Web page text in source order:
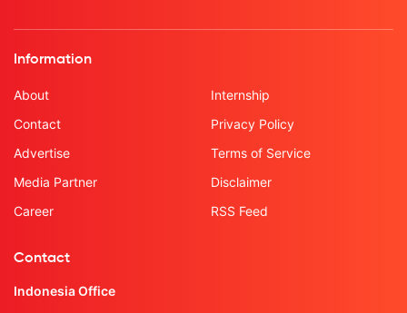
Information
About
Contact
Advertise
Media Partner
Career
Internship
Privacy Policy
Terms of Service
Disclaimer
RSS Feed
Contact
Indonesia Office